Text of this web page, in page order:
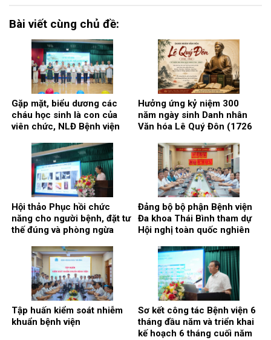
Bài viết cùng chủ đề:
Gặp mặt, biểu dương các
cháu học sinh là con của
viên chức, NLĐ Bệnh viện
tập năm học 2025 – 2026.
Hưởng ứng kỷ niệm 300
năm ngày sinh Danh nhân
Văn hóa Lê Quý Đôn (1726
Hội thảo Phục hồi chức
năng cho người bệnh, đặt tư
thế đúng và phòng ngừa
Đảng bộ bộ phận Bệnh viện
Đa khoa Thái Bình tham dự
Hội nghị toàn quốc nghiên
triển khai thực hiện Nghị
quyết Hội nghị lần thứ ba
Ban chấp hành Trung ương
Đảng khóa XIV
Tập huấn kiểm soát nhiễm
khuẩn bệnh viện
Sơ kết công tác Bệnh viện 6
tháng đầu năm và triển khai
kế hoạch 6 tháng cuối năm